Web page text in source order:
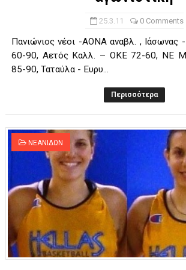
25.3.11 0 Comments
Πανιώνιος νέοι -ΑΟΝΑ αναβλ. , Ιάσωνας
60-90, Αετός Καλλ. – ΟΚΕ 72-60, ΝΕ
85-90, Ταταύλα - Ευρυ...
Περισσότερα
ΝΕΑΝΙΔΩΝ